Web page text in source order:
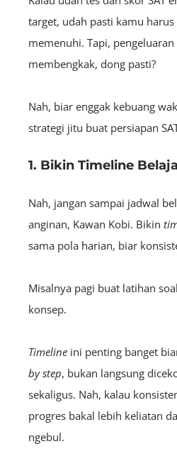
target, udah pasti kamu
memenuhi. Tapi,
membengkak, dong pasti?
Nah, biar enggak kebuang
strategi jitu buat persiapan
1. Bikin Timeline
Nah, jangan sampai jadwal
anginan, Kawan Kobi. Bikin
sama pola harian, biar
Misalnya pagi buat latihan
konsep.
Timeline ini penting banget
by step, bukan langsung
sekaligus. Nah, kalau
progres bakal lebih keliatan
ngebul.